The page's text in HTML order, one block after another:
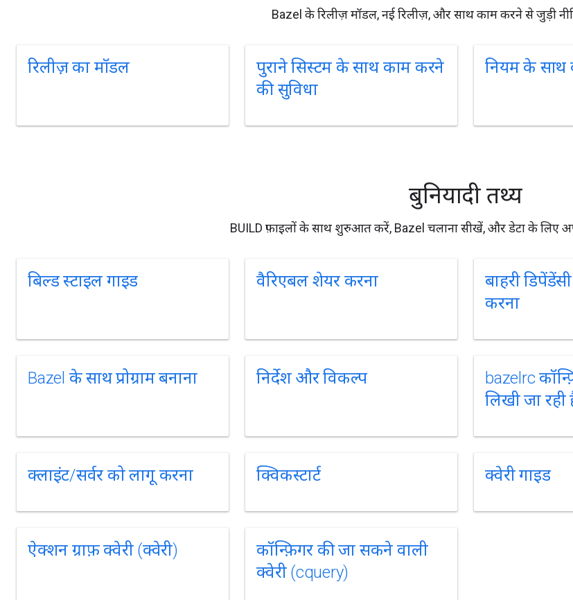
Bazel के रिलीज़ मॉडल, नई रिलीज़, और साथ काम करने से जुड़ी
रिलीज़ का मॉडल
पुराने सिस्टम के साथ काम करने
की सुविधा
नियम के साथ
बुनियादी तथ्य
BUILD फ़ाइलों के साथ शुरुआत करें, Bazel चलाना सीखें, और डेटा के लिए
बिल्ड स्टाइल गाइड वैरिएबल शेयर करना
बाहरी
करना
Bazel के साथ प्रोग्राम बनाना निर्देश और विकल्प
bazelrc
लिखी जा रही
क्लाइंट/सर्वर को लागू करना क्विकस्टार्ट क्वेरी गाइड
ऐक्शन ग्राफ़ क्वेरी (क्वेरी)
कॉन्फ़िगर की जा सकने वाली
क्वेरी (cquery)